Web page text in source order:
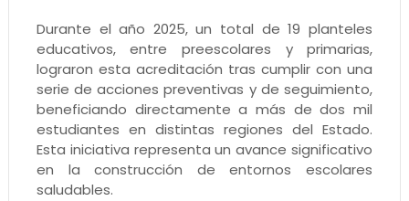
Durante el año 2025, un total de 19 planteles
educativos, entre preescolares y primarias,
lograron esta acreditación tras cumplir con una
serie de acciones preventivas y de seguimiento,
beneficiando directamente a más de dos mil
estudiantes en distintas regiones del Estado.
Esta iniciativa representa un avance significativo
en la construcción de entornos escolares
saludables.